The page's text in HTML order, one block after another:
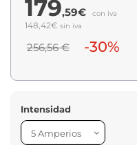
179,59€ con iva
148,42€ sin iva
256,56 € -30%
Intensidad